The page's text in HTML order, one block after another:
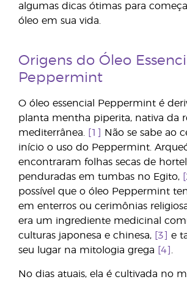
algumas dicas ótimas para
óleo em sua vida.
Origens do Óleo
Peppermint
O óleo essencial Peppermint é
planta mentha piperita, nativa da
mediterrânea.
[1]
Não se sabe ao
início o uso do Peppermint.
encontraram folhas secas de
penduradas em tumbas no Egito,
possível que o óleo Peppermint
em enterros ou cerimônias
era um ingrediente medicinal
culturas japonesa e chinesa,
[3]
e
seu lugar na mitologia grega
[4] .
No dias atuais, ela é cultivada no